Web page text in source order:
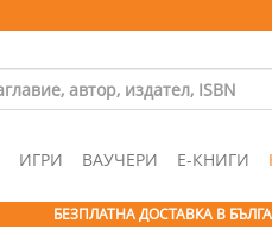
ИГРИ ВАУЧЕРИ Е-КНИГИ
БЕЗПЛАТНА ДОСТАВКА В